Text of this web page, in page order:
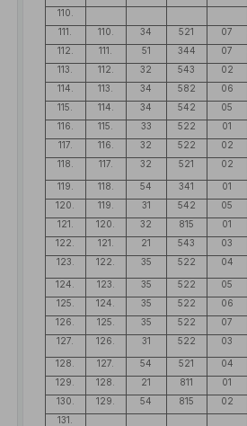
110.
111.
110. 34 521 07
112.
111. 51 344 07
113.
112. 32 543 02
114.
113. 34 582 06
115.
114. 34 542 05
116.
115. 33 522 01
117.
116. 32 522 02
118.
117. 32 521 02
119. 118. 54 341 01
120.
119. 31 542 05
121.
120. 32 815 01
122.
121. 21 543 03
123.
122. 35 522 04
124. 123. 35 522 05
125.
124. 35 522 06
126.
125. 35 522 07
127.
126. 31 522 03
128. 127. 54 521 04
129.
128. 21 811 01
130.
129. 54 815 02
131.